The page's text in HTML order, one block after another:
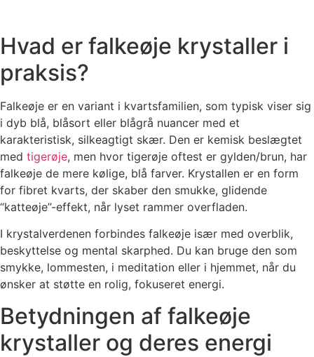
Hvad er falkeøje krystaller i
praksis?
Falkeøje er en variant i kvartsfamilien, som typisk viser sig
i dyb blå, blåsort eller blågrå nuancer med et
karakteristisk, silkeagtigt skær. Den er kemisk beslægtet
med tigerøje, men hvor tigerøje oftest er gylden/brun, har
falkeøje de mere kølige, blå farver. Krystallen er en form
for fibret kvarts, der skaber den smukke, glidende
“katteøje”-effekt, når lyset rammer overfladen.
I krystalverdenen forbindes falkeøje især med overblik,
beskyttelse og mental skarphed. Du kan bruge den som
smykke, lommesten, i meditation eller i hjemmet, når du
ønsker at støtte en rolig, fokuseret energi.
Betydningen af falkeøje
krystaller og deres energi